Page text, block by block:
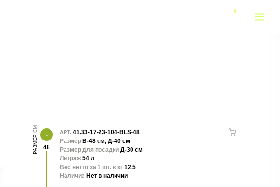
РАЗМЕР 48
АРТ. 41.33-17-23-104-BLS-48
Размер В-48 см, Д-40 см
Размер для посадки Д-30 см
Литраж 54 л
Вес нетто за 1 шт. в кг 12.5
Наличие Нет в наличии